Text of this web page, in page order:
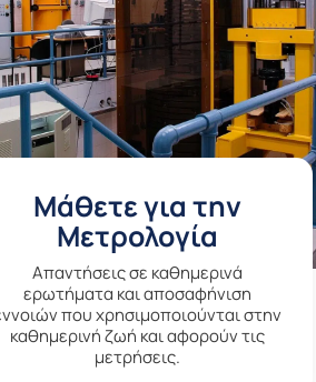
Μάθετε για την
Μετρολογία
Aπαντήσεις σε καθημερινά
ερωτήματα και αποσαφήνιση
που χρησιμοποιούνται στην
καθημερινή ζωή και αφορούν τις
μετρήσεις.